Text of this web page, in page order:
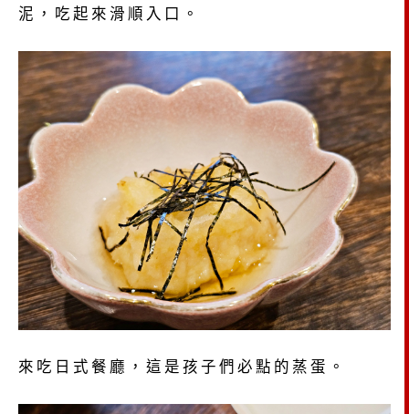
泥，吃起來滑順入口。
來吃日式餐廳，這是孩子們必點的蒸蛋。